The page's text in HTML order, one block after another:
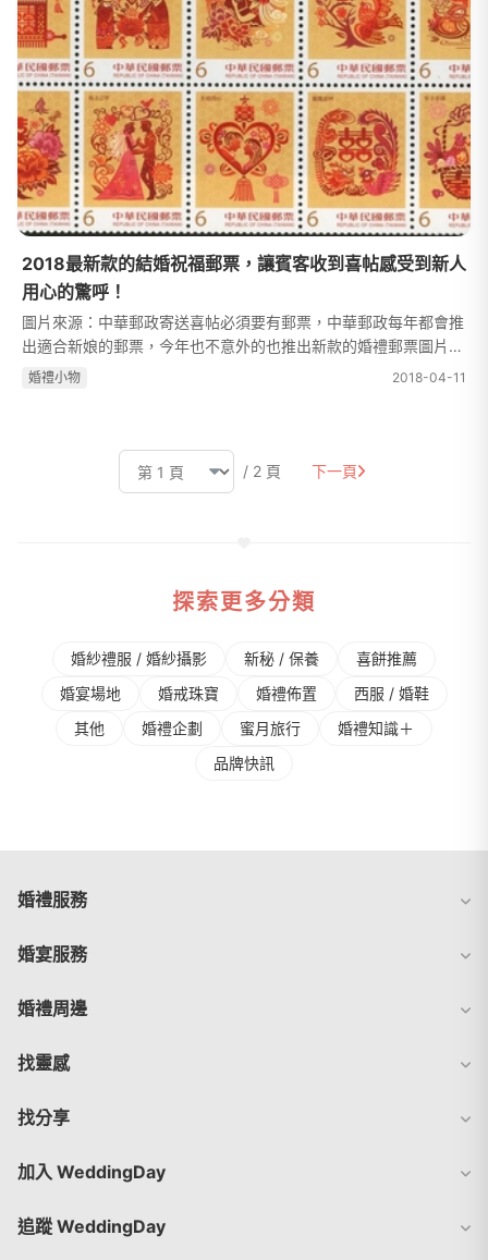
2018最新款的結婚祝福郵票，讓賓客收到喜帖感受到新人
用心的驚呼！
圖片來源：中華郵政寄送喜帖必須要有郵票，中華郵政每年都會推
出適合新娘的郵票，今年也不意外的也推出新款的婚禮郵票圖片來
源：中華郵政本套郵票特選取緣定三生、佳偶天成、花好月圓、白
婚禮⼩物 2018-04-11
/ 2 頁 下一頁
探索更多分類
婚紗禮服 / 婚紗攝影 新秘 / 保養
喜餅推薦
婚宴場地
婚戒珠寶 婚禮佈置
⻄服 / 婚鞋
其他
婚禮企劃 蜜⽉旅⾏
婚禮知識＋
品牌快訊
婚禮服務
婚宴服務
婚禮周邊
找靈感
找分享
加入 WeddingDay
追蹤 WeddingDay